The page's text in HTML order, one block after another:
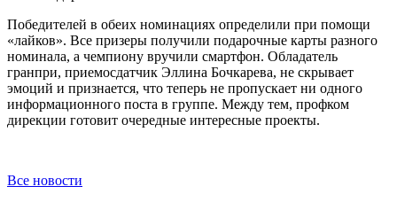
Победителей в обеих номинациях определили при помощи
«лайков». Все призеры получили подарочные карты разного
номинала, а чемпиону вручили смартфон. Обладатель
гранпри, приемосдатчик Эллина Бочкарева, не скрывает
эмоций и признается, что теперь не пропускает ни одного
информационного поста в группе. Между тем, профком
дирекции готовит очередные интересные проекты.
Все новости